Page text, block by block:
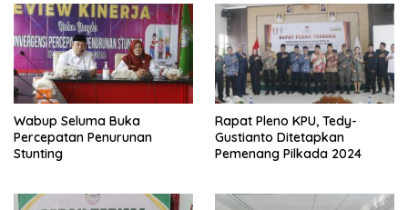
Wabup Seluma Buka
Percepatan Penurunan
Stunting
Rapat Pleno KPU, Tedy-
Gustianto Ditetapkan
Pemenang Pilkada 2024